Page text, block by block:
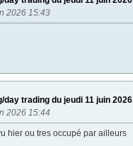
2026 15:43
day trading du jeudi 11 juin 2026
2026 15:44
hier ou tres occupé par ailleurs